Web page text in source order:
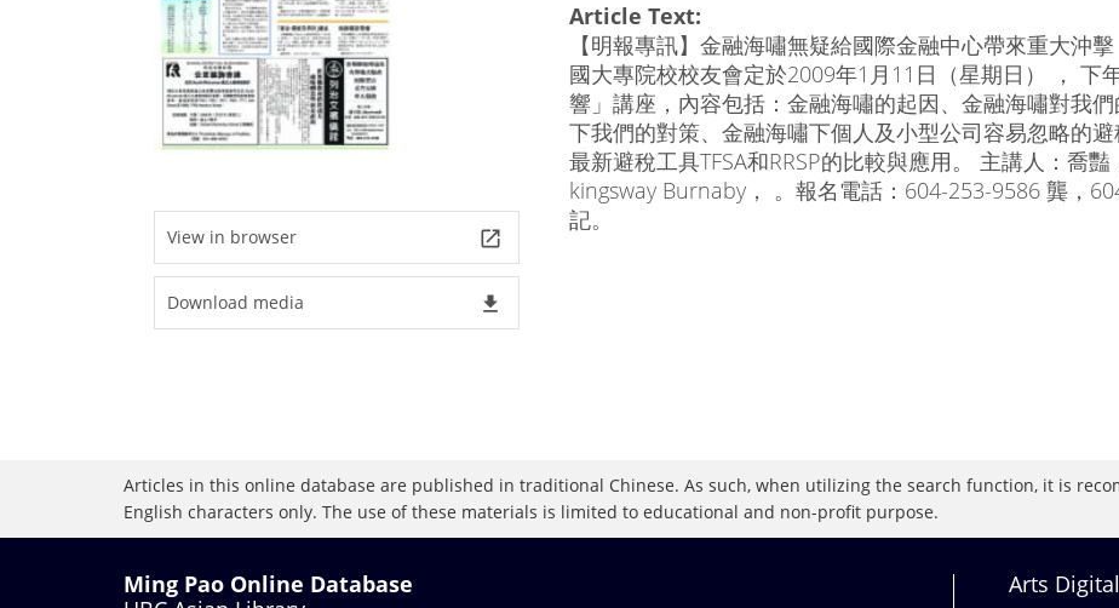
View in browser launch
Download media file_download
Article Text:
【明報專訊】金融海嘯無疑給國際金融中心帶來重大沖
國大專院校校友會定於2009年1月11日（星期日） ， 下
響」講座，內容包括：金融海嘯的起因、金融海嘯對我
下我們的對策、金融海嘯下個人及小型公司容易忽略的
最新避稅工具TFSA和RRSP的比較與應用。 主講人：喬
kingsway Burnaby， 。報名電話：604-253-9586 龔，
記。
Articles in this online database are published in traditional Chinese. As such, when utilizing the search function, it is
English characters only. The use of these materials is limited to educational and non-profit purpose.
Ming Pao Online Database
Arts